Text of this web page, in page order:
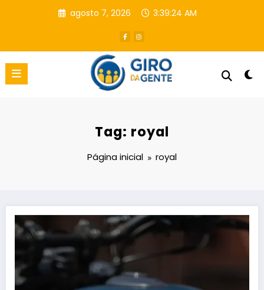
agosto 7, 2026 3:39:24 AM
Tag: royal
Página inicial royal